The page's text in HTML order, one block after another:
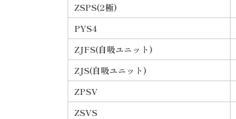
ZSPS(2極)
PYS4
ZJFS(自吸ユニット)
ZJS(自吸ユニット)
ZPSV
ZSVS